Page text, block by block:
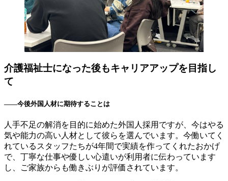
介護福祉士になった後もキャリアアップを目指し
て
――今後外国人材に期待することは
人手不足の解消を目的に始めた外国人採用ですが、今はやる
気や能力の高い人材として彼らを選んでいます。今働いてく
れているスタッフたちが4年間で実績を作ってくれたおかげ
で、丁寧な仕事や優しい心遣いが利用者に伝わっています
し、ご家族からも働きぶりが評価されています。